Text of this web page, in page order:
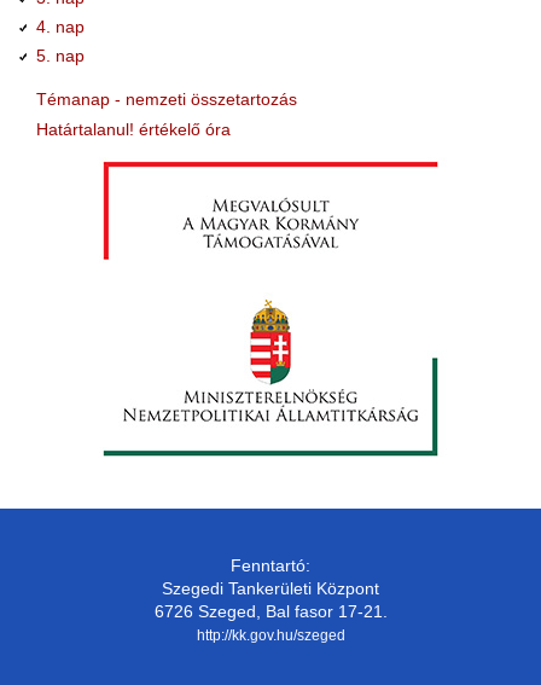
4. nap
5. nap
Témanap - nemzeti összetartozás
Határtalanul! értékelő óra
Fenntartó:
Szegedi Tankerületi Központ
6726 Szeged, Bal fasor 17-21.
http://kk.gov.hu/szeged